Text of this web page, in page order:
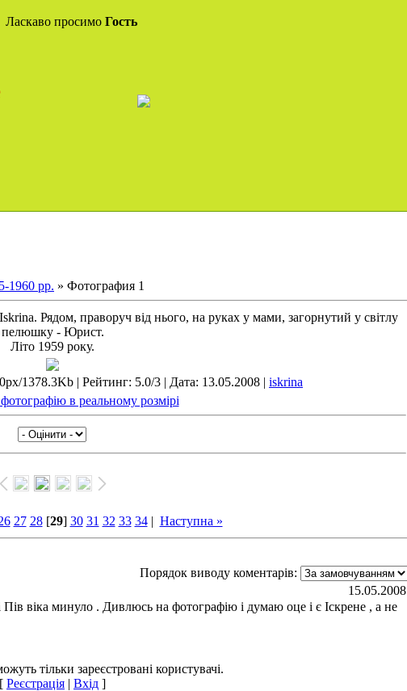
Ласкаво просимо Гость
1960 рр. » Фотография 1
Рядом, праворуч від нього, на руках у мами, загорнутий у світлу
пелюшку - Юрист.
Літо 1959 року.
1378.3Kb | Рейтинг: 5.0/3 | Дата: 13.05.2008 | iskrina
в реальному розмірі
27 28[29] 30 31 32 33 34| Наступна »
Порядок виводу коментарів:
15.05.2008
віка минуло . Дивлюсь на фотографію і думаю оце і є Іскрене , а не
тільки зареєстровані користувачі.
[ Реєстрація | Вхід ]